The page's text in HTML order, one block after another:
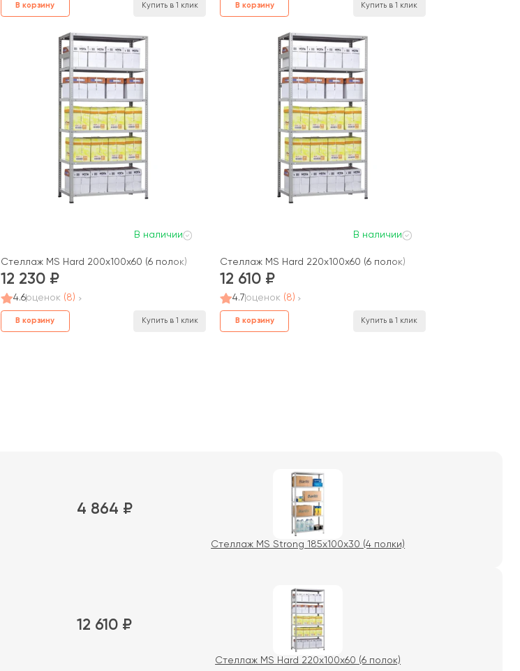
В корзину Купить в 1 клик В корзину Купить в 1 клик
В наличии
Стеллаж MS Hard 200x100x60 (6 полок)
12 230
4.6оценок (8)
В корзину Купить в 1 клик
В наличии
Стеллаж MS Hard 220x100x60 (6 полок)
12 610
4.7 оценок (8)
В корзину Купить в 1 клик
4 864 ₽
Стеллаж MS Strong 185x100x30 (4 полки)
12 610 ₽
Стеллаж MS Hard 220x100x60 (6 полок)